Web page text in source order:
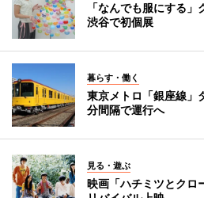
「なんでも服にする」
渋谷で初個展
暮らす・働く
東京メトロ「銀座線
分間隔で運行へ
見る・遊ぶ
映画「ハチミツとクロ